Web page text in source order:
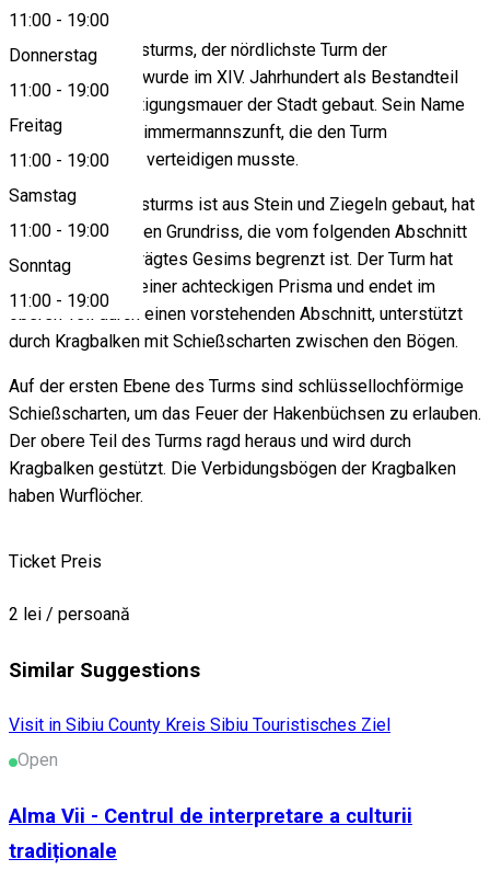
11:00 - 19:00
Donnerstag
11:00 - 19:00
Freitag
11:00 - 19:00
Samstag
11:00 - 19:00
Sonntag
11:00 - 19:00
Der Zimmermannsturms, der nördlichste Turm der
Harteneckgasse, wurde im XIV. Jahrhundert als Bestandteil
der dritten Befestigungsmauer der Stadt gebaut. Sein Name
stammt von der Zimmermannszunft, die den Turm
instandhalten und verteidigen musste.
Der Zimmermannsturms ist aus Stein und Ziegeln gebaut, hat
einen kreisförmigen Grundriss, die vom folgenden Abschnitt
durch ein ausgeprägtes Gesims begrenzt ist. Der Turm hat
danach die Form einer achteckigen Prisma und endet im
oberen Teil durch einen vorstehenden Abschnitt, unterstützt
durch Kragbalken mit Schießscharten zwischen den Bögen.
Auf der ersten Ebene des Turms sind schlüssellochförmige
Schießscharten, um das Feuer der Hakenbüchsen zu erlauben.
Der obere Teil des Turms ragd heraus und wird durch
Kragbalken gestützt. Die Verbidungsbögen der Kragbalken
haben Wurflöcher.
Ticket Preis
2 lei / persoană
Similar Suggestions
Visit in Sibiu County Kreis Sibiu Touristisches Ziel
Open
Alma Vii - Centrul de interpretare a culturii
tradiționale